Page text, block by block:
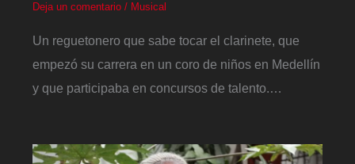
Deja un comentario / Musical
Un reguetonero que sabe tocar el clarinete, que
empezó su carrera en un coro de niños en Medellín
y que participaba en concursos de talento.…